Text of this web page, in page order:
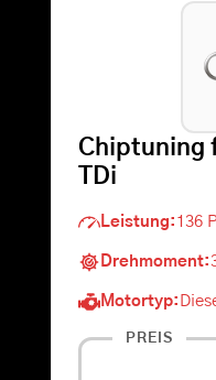
Chiptuning
TDi
Leistung: 136
Drehmoment:
Motortyp:
PREIS